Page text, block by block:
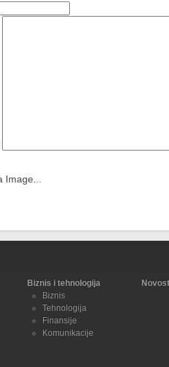
Biznis i tehnologija
Biznis
Tehnologija
Finansije
Komunikacije